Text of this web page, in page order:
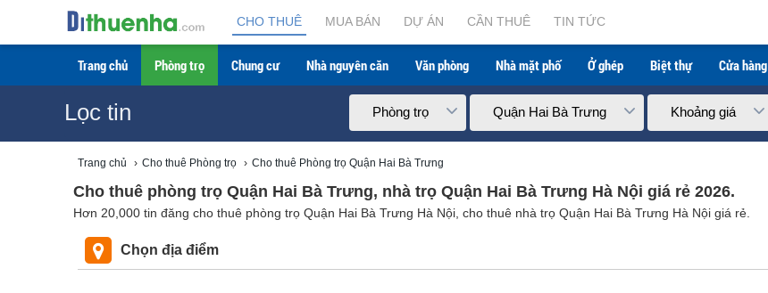
CHO THUÊ MUA BÁN DỰ ÁN CẦN THUÊ TIN TỨC
Trang chủ Phòng trọ Chung cư Nhà nguyên căn Văn phòng Nhà mặt phố Ở ghép Biệt thự Cửa hàng
Lọc tin Phòng trọ Quận Hai Bà Trưng Khoảng giá
Trang chủ › Cho thuê Phòng trọ › Cho thuê Phòng trọ Quận Hai Bà Trưng
Cho thuê phòng trọ Quận Hai Bà Trưng, nhà trọ Quận Hai Bà Trưng Hà Nội giá rẻ 2026.
Hơn 20,000 tin đăng cho thuê phòng trọ Quận Hai Bà Trưng Hà Nội, cho thuê nhà trọ Quận Hai Bà Trưng Hà Nội giá rẻ.
Chọn địa điểm